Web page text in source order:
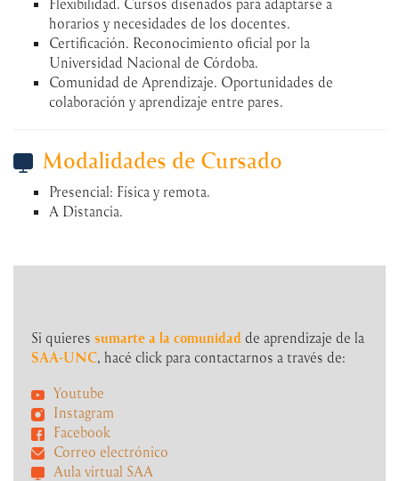
horarios y necesidades de los docentes.
Certificación. Reconocimiento oficial por la
Universidad Nacional de Córdoba.
Comunidad de Aprendizaje. Oportunidades de
colaboración y aprendizaje entre pares.
Modalidades de Cursado
Presencial: Física y remota.
A Distancia.
Si quieres sumarte a la comunidad de aprendizaje de la
SAA-UNC, hacé click para contactarnos a través de:
Youtube
Instagram
Facebook
Correo electrónico
Aula virtual SAA